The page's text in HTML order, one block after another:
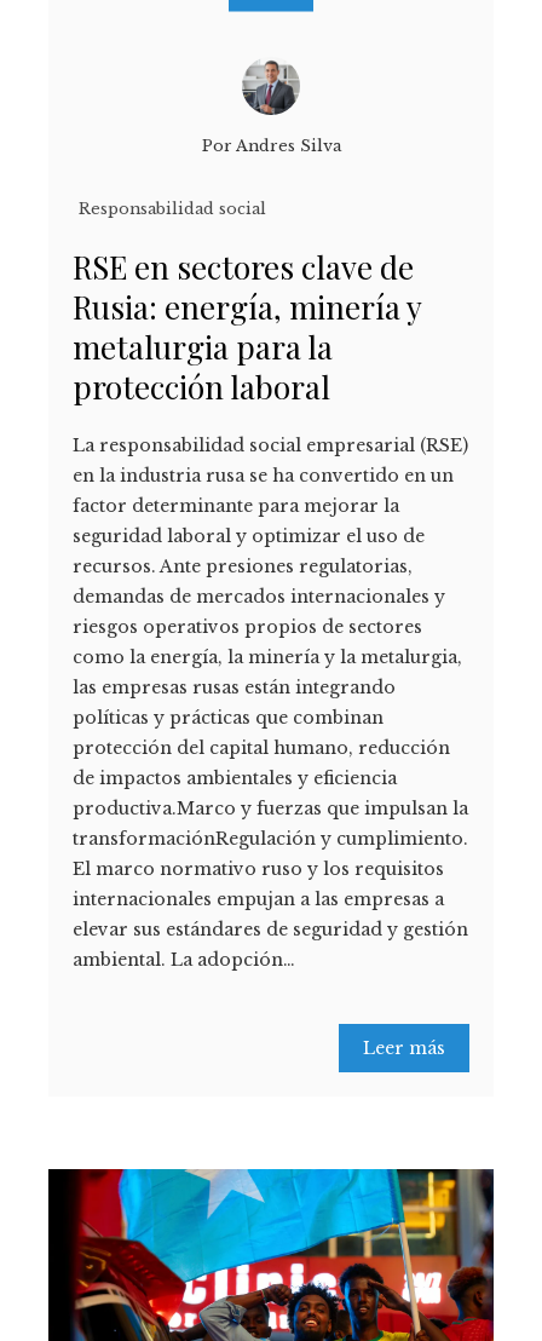
Por Andres Silva
Responsabilidad social
RSE en sectores clave de
Rusia: energía, minería y
metalurgia para la
protección laboral
La responsabilidad social empresarial (RSE)
en la industria rusa se ha convertido en un
factor determinante para mejorar la
seguridad laboral y optimizar el uso de
recursos. Ante presiones regulatorias,
demandas de mercados internacionales y
riesgos operativos propios de sectores
como la energía, la minería y la metalurgia,
las empresas rusas están integrando
políticas y prácticas que combinan
protección del capital humano, reducción
de impactos ambientales y eficiencia
productiva.Marco y fuerzas que impulsan la
transformaciónRegulación y cumplimiento.
El marco normativo ruso y los requisitos
internacionales empujan a las empresas a
elevar sus estándares de seguridad y gestión
ambiental. La adopción…
Leer más